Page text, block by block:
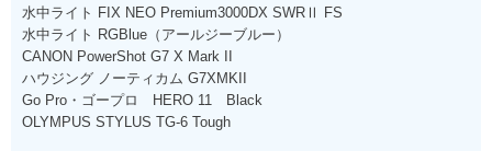
水中ライト FIX NEO Premium3000DX SWRⅡ FS
水中ライト RGBlue（アールジーブルー）
CANON PowerShot G7 X Mark II
ハウジング ノーティカム G7XMKII
Go Pro・ゴープロ HERO 11 Black
OLYMPUS STYLUS TG-6 Tough